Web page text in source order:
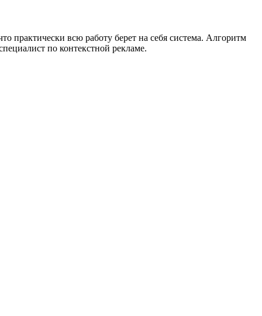
практически всю работу берет на себя система. Алгоритм
по контекстной рекламе.